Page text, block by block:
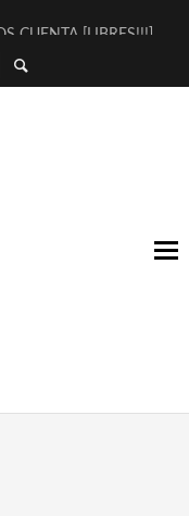
CUENTA [LIBRES!!!]
MONFORT
TEATRAL CLAUDIO
DEL TOMATAZO
#EXVITA
3.0] EN EXVITA
[RELATIVA
A SERRAT